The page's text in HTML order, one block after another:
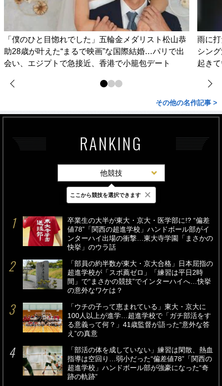
「僕のひと目惚れでした」五輪金メダリスト松山恭
助28歳が叶えた“まるで映画”な国際結婚…パリで出
会い、エジプトで急接近、香港で小籠包デート
雨に
シン
起き
その他の名作記事 >
RANKING
他競技
最新 24時間 週間
卒業生の大半が東大・京大・医学部に!? “偏差
値78”「関西の超進学校」ハンドボール部がイ
ンターハイ出場の衝撃…東大寺学園「まさかの
快挙」のウラ話
「部員の約半数が東大・京大合格」日本屈指の
超進学校が「スポ薦ゼロ」「練習は平日2時
間」で“まさかの競技”でインターハイへ…快挙
の意外なワケは？
「ウチの子って恵まれている」東大・京大に
100人以上が進学…超進学校で「ガチ部活をす
る意義って何？」41歳監督が語った“意外な答
え”の真意
「部活の体を成していない」練習は閑散、熱血
指導は空回り…弱小だった“偏差値78”「関西の
超進学校」ハンドボール部が強豪になった“奇
跡の軌跡”
ここから競技を選択できます ×